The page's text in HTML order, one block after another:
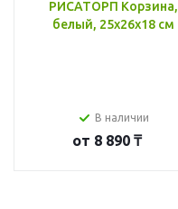
РИСАТОРП Корзина,
белый, 25x26x18 см
В наличии
от 8 890 ₸